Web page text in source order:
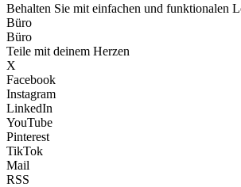
Behalten Sie mit einfachen und funktionalen
Büro
Büro
Teile mit deinem Herzen
X
Facebook
Instagram
LinkedIn
YouTube
Pinterest
TikTok
Mail
RSS